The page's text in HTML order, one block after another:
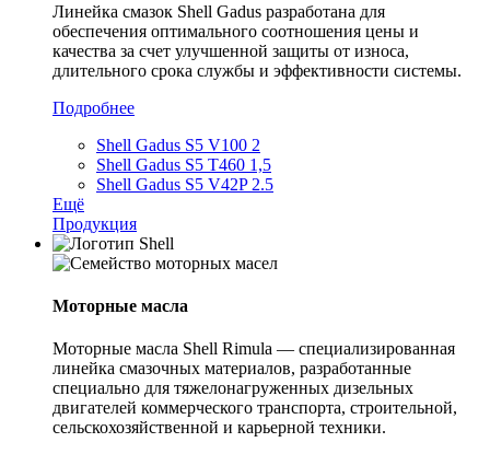
Линейка смазок Shell Gadus разработана для
обеспечения оптимального соотношения цены и
качества за счет улучшенной защиты от износа,
длительного срока службы и эффективности системы.
Подробнее
Shell Gadus S5 V100 2
Shell Gadus S5 T460 1,5
Shell Gadus S5 V42P 2.5
Ещё
Продукция
Моторные масла
Моторные масла Shell Rimula — специализированная
линейка смазочных материалов, разработанные
специально для тяжелонагруженных дизельных
двигателей коммерческого транспорта, строительной,
сельскохозяйственной и карьерной техники.